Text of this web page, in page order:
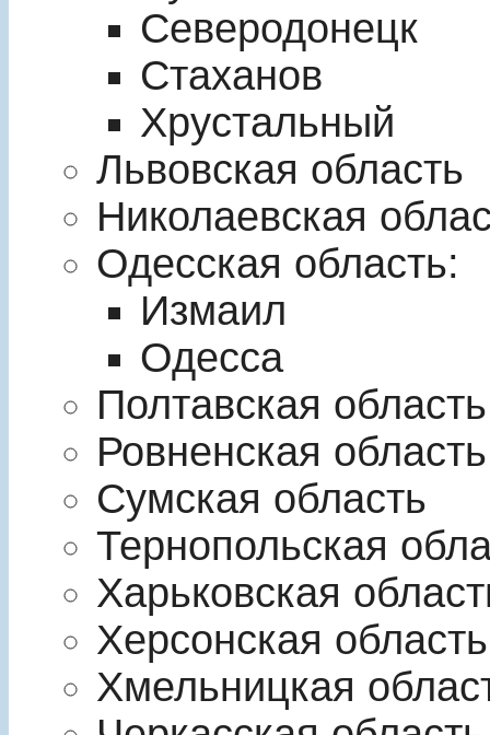
Северодонецк
Стаханов
Хрустальный
Львовская область
Николаевская
Одесская область:
Измаил
Одесса
Полтавская область
Ровненская область
Сумская область
Тернопольская
Харьковская
Херсонская область
Хмельницкая